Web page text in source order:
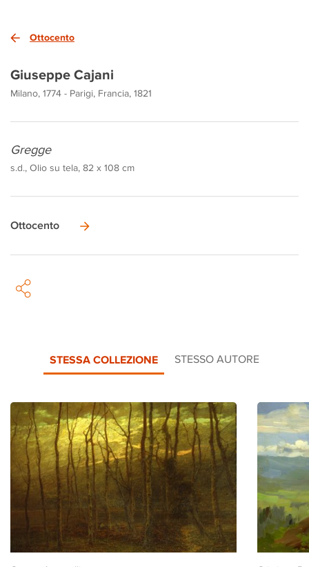
Ottocento
Giuseppe Cajani
Milano, 1774 - Parigi, Francia, 1821
Gregge
s.d., Olio su tela, 82 x 108 cm
Ottocento
STESSA COLLEZIONE STESSO AUTORE